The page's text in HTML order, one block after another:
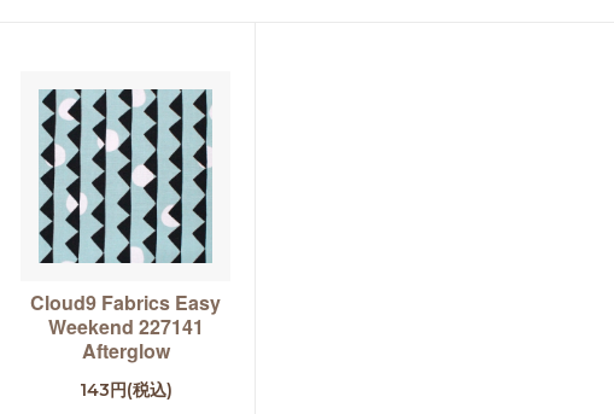
Cloud9 Fabrics Easy
Weekend 227141
Afterglow
143円(税込)